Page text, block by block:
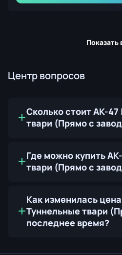
Показать
Центр вопросов
Сколько стоит AK-
твари (Прямо с
Где можно купить
твари (Прямо с
Как изменилась
Туннельные твари
последнее время?